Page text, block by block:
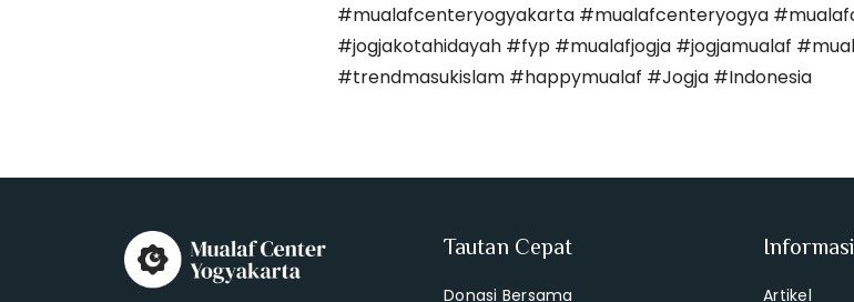
#mualafcenteryogyakarta #mualafcenteryogya
#jogjakotahidayah #fyp #mualafjogja #jogjamualaf
#trendmasukislam #happymualaf #Jogja #Indonesia
Tautan Cepat
Donasi Bersama
Informasi
Artikel